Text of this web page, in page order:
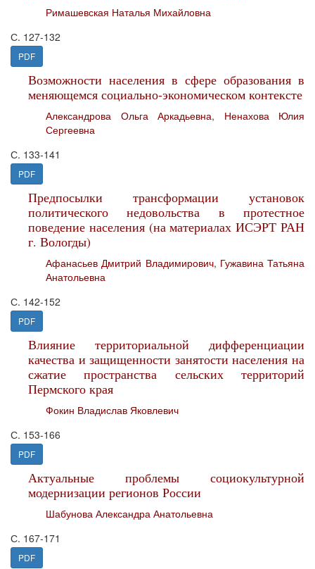
Римашевская Наталья Михайловна
С. 127-132
PDF
Возможности населения в сфере образования в
меняющемся социально-экономическом контексте
Александрова Ольга Аркадьевна, Ненахова Юлия
Сергеевна
С. 133-141
PDF
Предпосылки трансформации установок
политического недовольства в протестное
поведение населения (на материалах ИСЭРТ РАН
г. Вологды)
Афанасьев Дмитрий Владимирович, Гужавина Татьяна
Анатольевна
С. 142-152
PDF
Влияние территориальной дифференциации
качества и защищенности занятости населения на
сжатие пространства сельских территорий
Пермского края
Фокин Владислав Яковлевич
С. 153-166
PDF
Актуальные проблемы социокультурной
модернизации регионов России
Шабунова Александра Анатольевна
С. 167-171
PDF